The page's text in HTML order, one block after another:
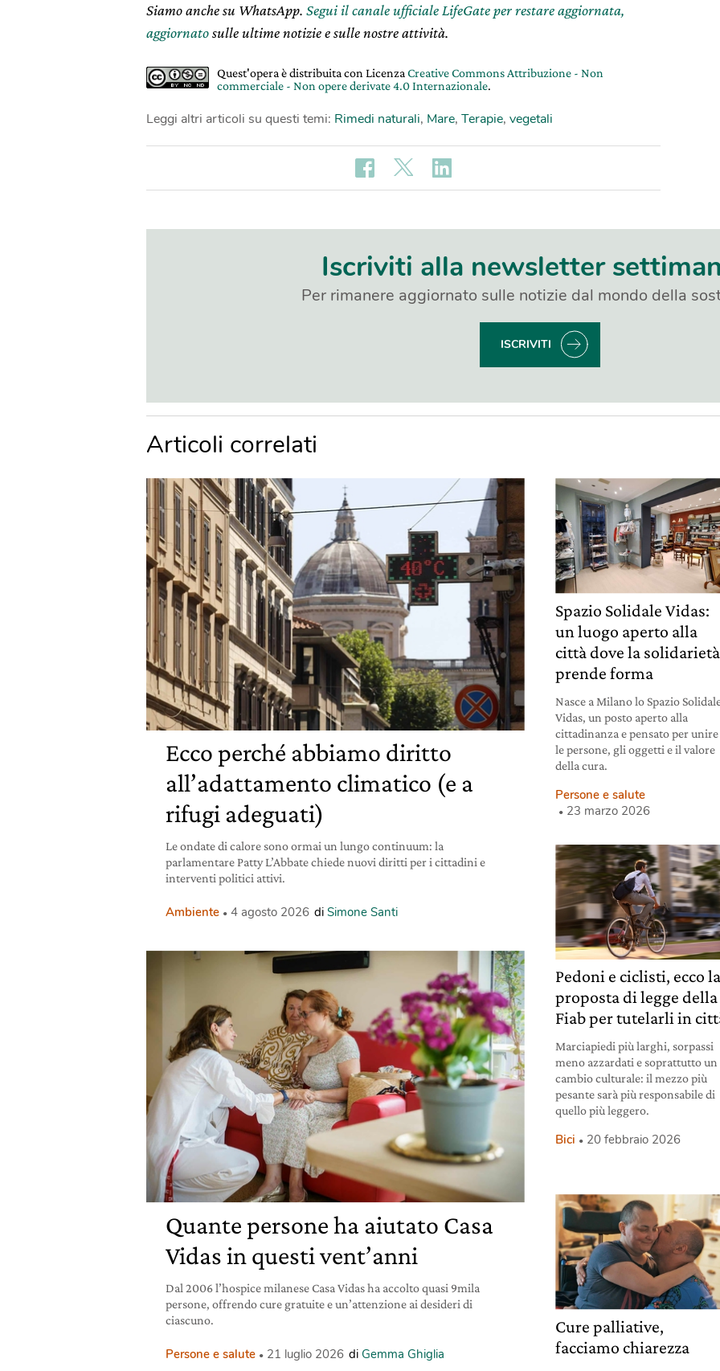
Siamo anche su WhatsApp. Segui il canale ufficiale LifeGate per restare aggiornata,
aggiornatosulle ultime notizie e sulle nostre attività.
Quest'opera è distribuita con Licenza Creative Commons Attribuzione - Non
commerciale - Non opere derivate 4.0 Internazionale.
Leggi altri articoli su questi temi: Rimedi naturali, Mare, Terapie, vegetali
Iscriviti alla newsletter
Per rimanere aggiornato sulle notizie dal mondo della
ISCRIVITI
Articoli correlati
Ecco perché abbiamo diritto
all’adattamento climatico (e a
rifugi adeguati)
Le ondate di calore sono ormai un lungo continuum: la
parlamentare Patty L’Abbate chiede nuovi diritti per i cittadini e
interventi politici attivi.
Ambiente 4 agosto 2026 di Simone Santi
Quante persone ha aiutato Casa
Vidas in questi vent’anni
Dal 2006 l’hospice milanese Casa Vidas ha accolto quasi 9mila
persone, offrendo cure gratuite e un’attenzione ai desideri di
ciascuno.
Persone e salute 21 luglio 2026 di Gemma Ghiglia
Spazio Solidale Vidas:
un luogo aperto alla
città dove la solidarietà
prende forma
Nasce a Milano lo Spazio
Vidas, un posto aperto alla
cittadinanza e pensato per unire
le persone, gli oggetti e il valore
della cura.
Persone e salute
23 marzo 2026
Pedoni e ciclisti, ecco
proposta di legge della
Fiab per tutelarli in
Marciapiedi più larghi, sorpassi
meno azzardati e soprattutto un
cambio culturale: il mezzo più
pesante sarà più responsabile di
quello più leggero.
Bici 20 febbraio 2026
Cure palliative,
facciamo chiarezza